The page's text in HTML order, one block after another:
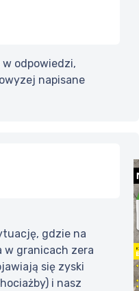
w odpowiedzi,
napisane
gdzie na
granicach zera
się zyski
i nasz